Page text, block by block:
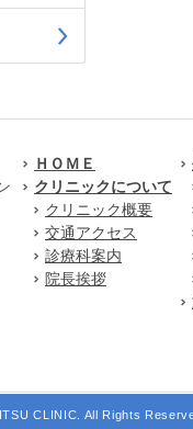
ＨＯＭＥ
クリニックについて
クリニック概要
交通アクセス
診療科案内
院長挨拶
CLINIC. All Rights